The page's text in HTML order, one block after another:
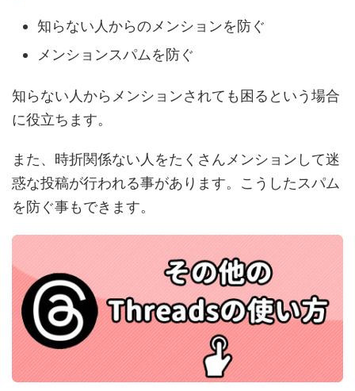
知らない人からのメンションを防ぐ
メンションスパムを防ぐ
知らない人からメンションされても困るという場合
に役立ちます。
また、時折関係ない人をたくさんメンションして迷
惑な投稿が行われる事があります。こうしたスパム
を防ぐ事もできます。